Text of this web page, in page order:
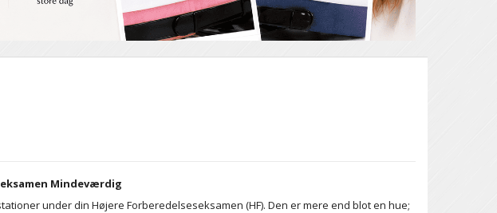
Mindeværdig
under din Højere Forberedelseseksamen (HF). Den er mere end blot en hue;